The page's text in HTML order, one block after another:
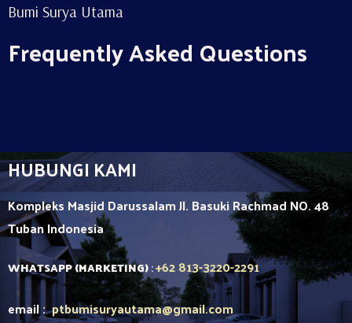
Bumi Surya Utama
Frequently Asked Questions
HUBUNGI KAMI
Kompleks Masjid Darussalam Jl. Basuki Rachmad NO. 48
TubanIndonesia
WHATSAPP (MARKETING):+62 813-3220-2291
email :ptbumisuryautama@gmail.com